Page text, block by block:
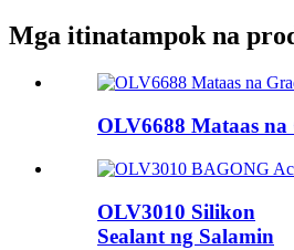
Mga itinatampok na
OLV6688 Mataas
OLV3010 Silikon
Sealant ng Salamin